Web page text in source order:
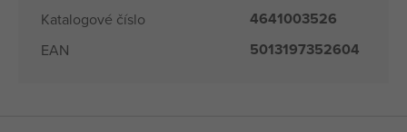
Katalogové číslo 4641003526
EAN 5013197352604